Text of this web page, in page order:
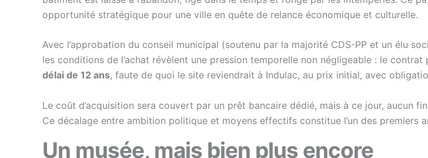
opportunité stratégique pour une ville en quête de relance économique et culturelle.
Avec l’approbation du conseil municipal (soutenu par la majorité CDS-PP et un élu
les conditions de l’achat révèlent une pression temporelle non négligeable : le contrat
délai de 12 ans, faute de quoi le site reviendrait à Indulac, au prix initial, avec
Le coût d’acquisition sera couvert par un prêt bancaire dédié, mais à ce jour, aucun
Ce décalage entre ambition politique et moyens effectifs constitue l’un des premiers
Un musée, mais bien plus encore